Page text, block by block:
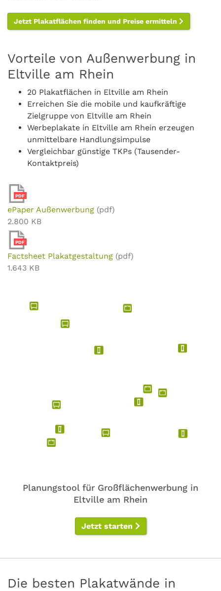
Jetzt Plakatflächen finden und Preise ermitteln
Vorteile von Außenwerbung in
Eltville am Rhein
20 Plakatflächen in Eltville am Rhein
Erreichen Sie die mobile und kaufkräftige
Zielgruppe von Eltville am Rhein
Werbeplakate in Eltville am Rhein erzeugen
unmittelbare Handlungsimpulse
Vergleichbar günstige TKPs (Tausender-
Kontaktpreis)
PDF
ePaper Außenwerbung (pdf)
2.800 KB
PDF
Factsheet Plakatgestaltung (pdf)
1.643 KB
Planungstool für Großflächenwerbung in
Eltville am Rhein
Jetzt starten
Die besten Plakatwände in